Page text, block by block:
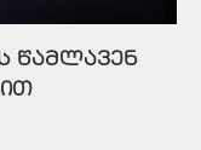
წამლავენ